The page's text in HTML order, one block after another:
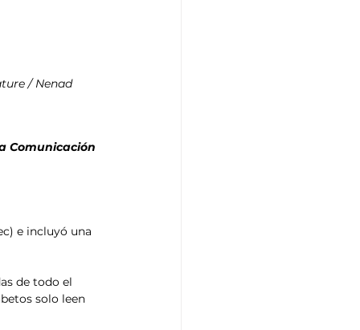
/ Nenad
Comunicación
e incluyó una
de todo el
solo leen